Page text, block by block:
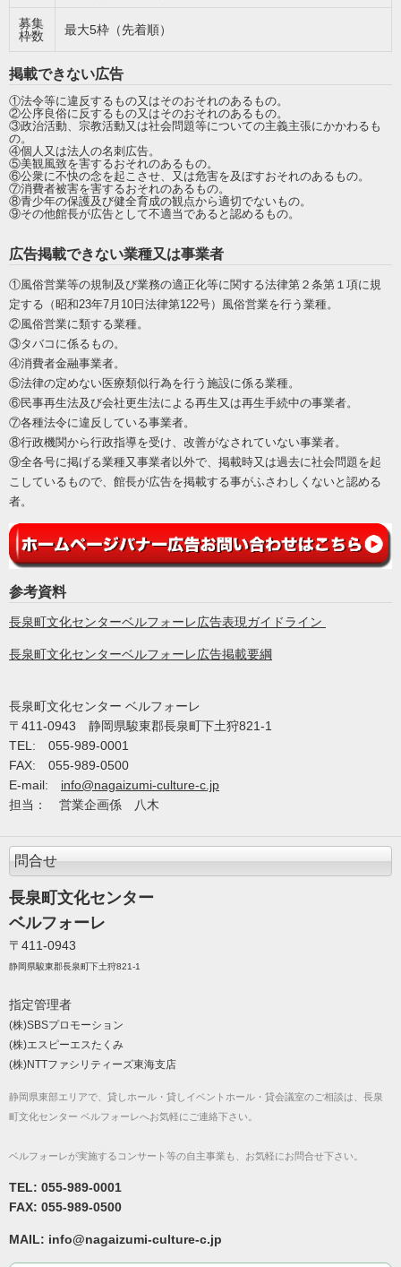
募集
枠数
最大5枠（先着順）
掲載できない広告
①法令等に違反するもの又はそのおそれのあるもの。
②公序良俗に反するもの又はそのおそれのあるもの。
③政治活動、宗教活動又は社会問題等についての主義主張にかかわるも
の。
④個人又は法人の名刺広告。
⑤美観風致を害するおそれのあるもの。
⑥公衆に不快の念を起こさせ、又は危害を及ぼすおそれのあるもの。
⑦消費者被害を害するおそれのあるもの。
⑧青少年の保護及び健全育成の観点から適切でないもの。
⑨その他館長が広告として不適当であると認めるもの。
広告掲載できない業種又は事業者
①風俗営業等の規制及び業務の適正化等に関する法律第２条第１項に規
定する（昭和23年7月10日法律第122号）風俗営業を行う業種。
②風俗営業に類する業種。
③タバコに係るもの。
④消費者金融事業者。
⑤法律の定めない医療類似行為を行う施設に係る業種。
⑥民事再生法及び会社更生法による再生又は再生手続中の事業者。
⑦各種法令に違反している事業者。
⑧行政機関から行政指導を受け、改善がなされていない事業者。
⑨全各号に掲げる業種又事業者以外で、掲載時又は過去に社会問題を起
こしているもので、館長が広告を掲載する事がふさわしくないと認める
者。
参考資料
長泉町文化センターベルフォーレ広告表現ガイドライン
長泉町文化センターベルフォーレ広告掲載要綱
長泉町文化センター ベルフォーレ
〒 411-0943 静岡県駿東郡長泉町下土狩821-1
TEL: 055-989-0001
FAX: 055-989-0500
E-mail: info@nagaizumi-culture-c.jp
担当： 営業企画係 八木
問合せ
長泉町文化センター
ベルフォーレ
〒411-0943
静岡県駿東郡長泉町下土狩821-1
指定管理者
(株)SBSプロモーション
(株)エスピーエスたくみ
(株)NTTファシリティーズ東海支店
静岡県東部エリアで、貸しホール・貸しイベントホール・貸会議室のご相談は、長泉
町文化センター ベルフォーレへお気軽にご連絡下さい。
ベルフォーレが実施するコンサート等の自主事業も、お気軽にお問合せ下さい。
TEL: 055-989-0001
FAX: 055-989-0500
MAIL: info@nagaizumi-culture-c.jp